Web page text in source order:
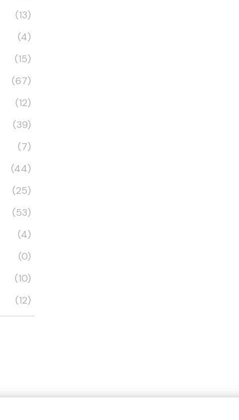
(13)
(4)
(15)
(67)
(12)
(39)
(7)
(44)
(25)
(53)
(4)
(0)
(10)
(12)